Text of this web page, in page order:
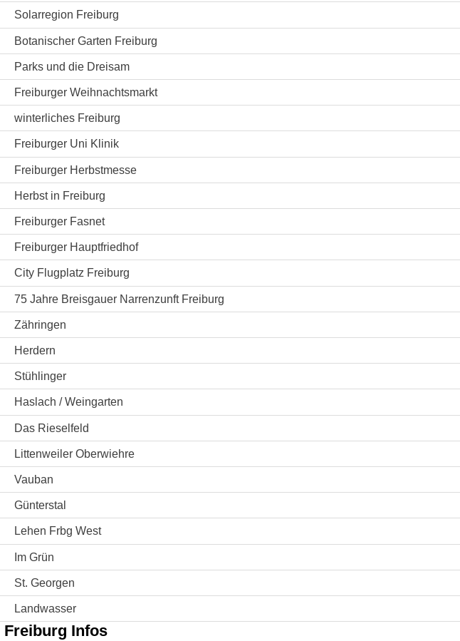
Solarregion Freiburg
Botanischer Garten Freiburg
Parks und die Dreisam
Freiburger Weihnachtsmarkt
winterliches Freiburg
Freiburger Uni Klinik
Freiburger Herbstmesse
Herbst in Freiburg
Freiburger Fasnet
Freiburger Hauptfriedhof
City Flugplatz Freiburg
75 Jahre Breisgauer Narrenzunft Freiburg
Zähringen
Herdern
Stühlinger
Haslach / Weingarten
Das Rieselfeld
Littenweiler Oberwiehre
Vauban
Günterstal
Lehen Frbg West
Im Grün
St. Georgen
Landwasser
Freiburg Infos